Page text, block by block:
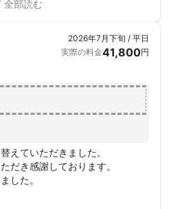
くお願いしますね。
2026年7月下旬 / 平日
実際の料金41,800円
えていただきました。
だき感謝しております。
した。